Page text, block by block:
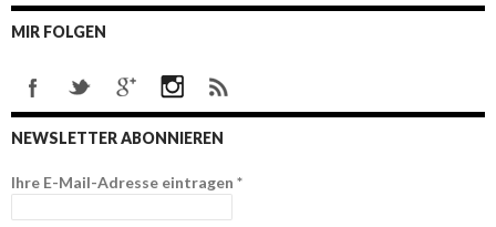
MIR FOLGEN
NEWSLETTER ABONNIEREN
Ihre E-Mail-Adresse eintragen *